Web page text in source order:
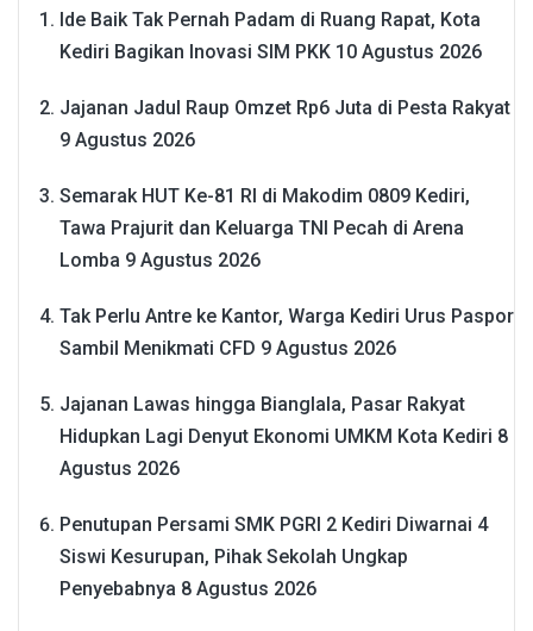
Ide Baik Tak Pernah Padam di Ruang Rapat, Kota
Kediri Bagikan Inovasi SIM PKK 10 Agustus 2026
Jajanan Jadul Raup Omzet Rp6 Juta di Pesta Rakyat
9 Agustus 2026
Semarak HUT Ke-81 RI di Makodim 0809 Kediri,
Tawa Prajurit dan Keluarga TNI Pecah di Arena
Lomba 9 Agustus 2026
Tak Perlu Antre ke Kantor, Warga Kediri Urus Paspor
Sambil Menikmati CFD 9 Agustus 2026
Jajanan Lawas hingga Bianglala, Pasar Rakyat
Hidupkan Lagi Denyut Ekonomi UMKM Kota Kediri 8
Agustus 2026
Penutupan Persami SMK PGRI 2 Kediri Diwarnai 4
Siswi Kesurupan, Pihak Sekolah Ungkap
Penyebabnya 8 Agustus 2026